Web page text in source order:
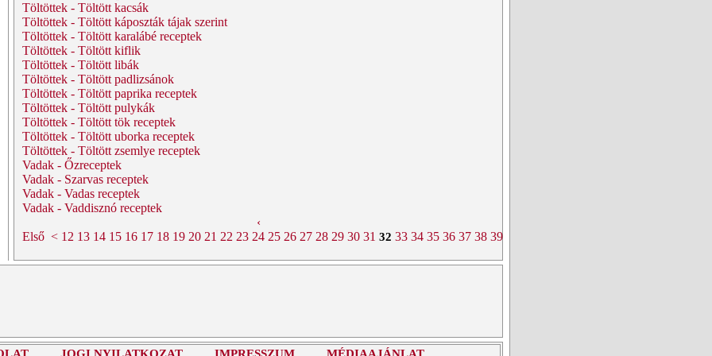
Töltöttek - Töltött kacsák
Töltöttek - Töltött káposzták tájak szerint
Töltöttek - Töltött karalábé receptek
Töltöttek - Töltött kiflik
Töltöttek - Töltött libák
Töltöttek - Töltött padlizsánok
Töltöttek - Töltött paprika receptek
Töltöttek - Töltött pulykák
Töltöttek - Töltött tök receptek
Töltöttek - Töltött uborka receptek
Töltöttek - Töltött zsemlye receptek
Vadak - Őzreceptek
Vadak - Szarvas receptek
Vadak - Vadas receptek
Vadak - Vaddisznó receptek
‹
Első < 12 13 14 15 16 17 18 19 20 21 22 23 24 25 26 27 28 29 30 31 32 33 34 35 36 37 38 39